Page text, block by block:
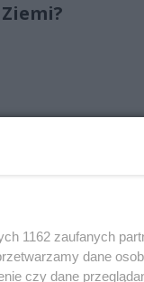
jej: „Halo
1162 zaufanych
dane
czy dane